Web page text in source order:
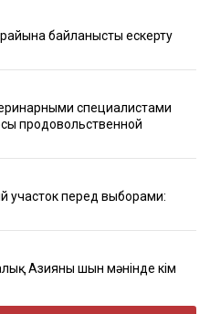
райына байланысты ескерту
специалистами
продовольственной
участок перед выборами:
Азияны шын мәнінде кім